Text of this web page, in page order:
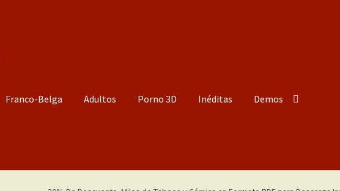
Franco-Belga Adultos Porno 3D Inéditas Demos